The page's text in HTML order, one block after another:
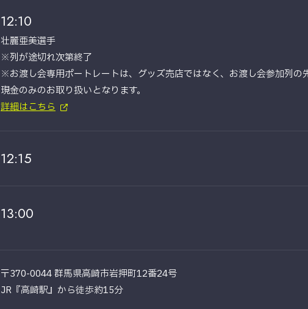
12:10
壮麗亜美選手
※列が途切れ次第終了
※お渡し会専用ポートレートは、グッズ売店ではなく、お渡し会参加列の
└現金のみのお取り扱いとなります。
詳細はこちら
12:15
13:00
〒370-0044 群馬県高崎市岩押町12番24号
JR『高崎駅』から徒歩約15分